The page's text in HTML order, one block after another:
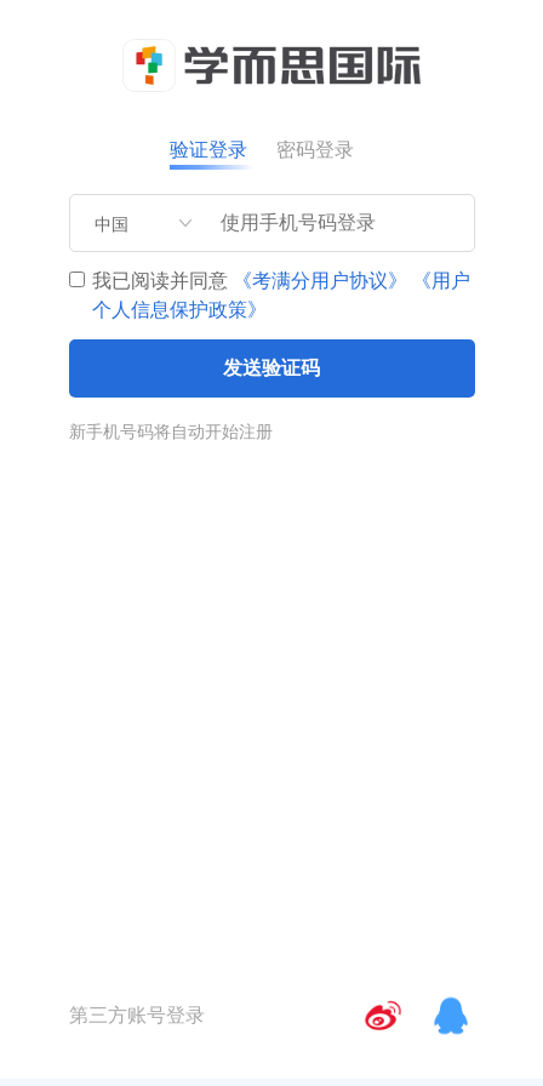
验证登录 密码登录
中国
我已阅读并同意 《考满分用户协议》
《用户
个人信息保护政策》
发送验证码
新手机号码将自动开始注册
第三方账号登录